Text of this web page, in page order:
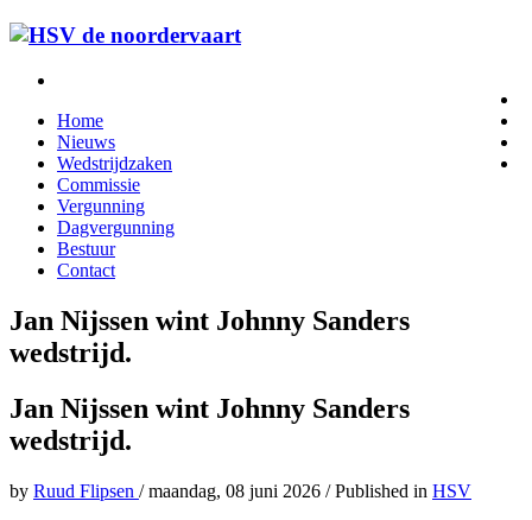
Home
Nieuws
Wedstrijdzaken
Commissie
Vergunning
Dagvergunning
Bestuur
Contact
Jan Nijssen wint Johnny Sanders
wedstrijd.
Jan Nijssen wint Johnny Sanders
wedstrijd.
by Ruud Flipsen /maandag, 08 juni 2026 /Published in HSV